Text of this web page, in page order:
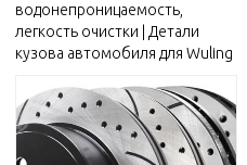
водонепроницаемость,
легкость очистки | Детали
кузова автомобиля для Wuling